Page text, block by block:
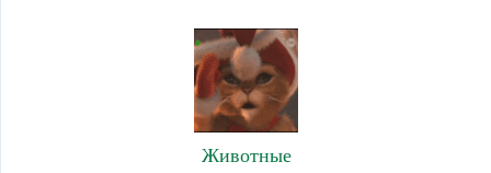
Животные